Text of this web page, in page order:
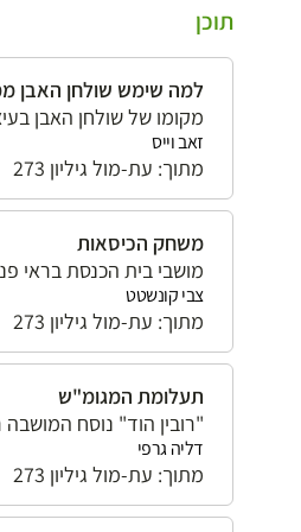
תוכן
למה שימש שולחן האבן
מקומו של שולחן האבן
זאב וייס
מתוך: עת-מול גיליון 273
משחק הכיסאות
מושבי בית הכנסת בראי
צבי קונשטט
מתוך: עת-מול גיליון 273
תעלומת המגומ"ש
"רובין הוד" נוסח המושבה
דליה גרפי
מתוך: עת-מול גיליון 273